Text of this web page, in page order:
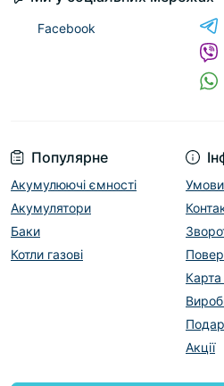
Популярне
Акумулюючі ємності
Акумулятори
Баки
Котли газові
Карта
Акції
Facebook